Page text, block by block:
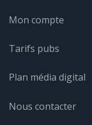
Mon compte
Tarifs pubs
Plan média digital
Nous contacter